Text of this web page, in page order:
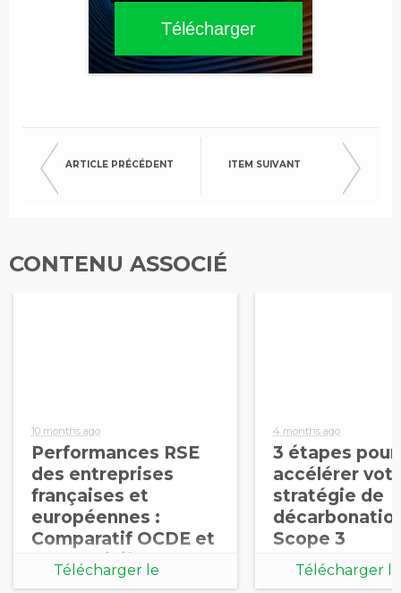
2025
Télécharger
ARTICLE PRÉCÉDENT ITEM SUIVANT
CONTENU ASSOCIÉ
10 months ago
Performances RSE
des entreprises
françaises et
européennes :
Comparatif OCDE et
BICS – Sixième
édition 2025
Télécharger le
4 months ago
3 étapes pour
accélérer
stratégie de
Scope 3
Télécharger le